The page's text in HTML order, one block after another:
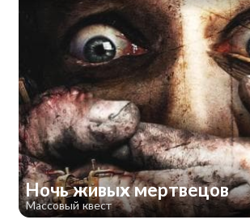
Ночь живых мертвецов
Массовый квест